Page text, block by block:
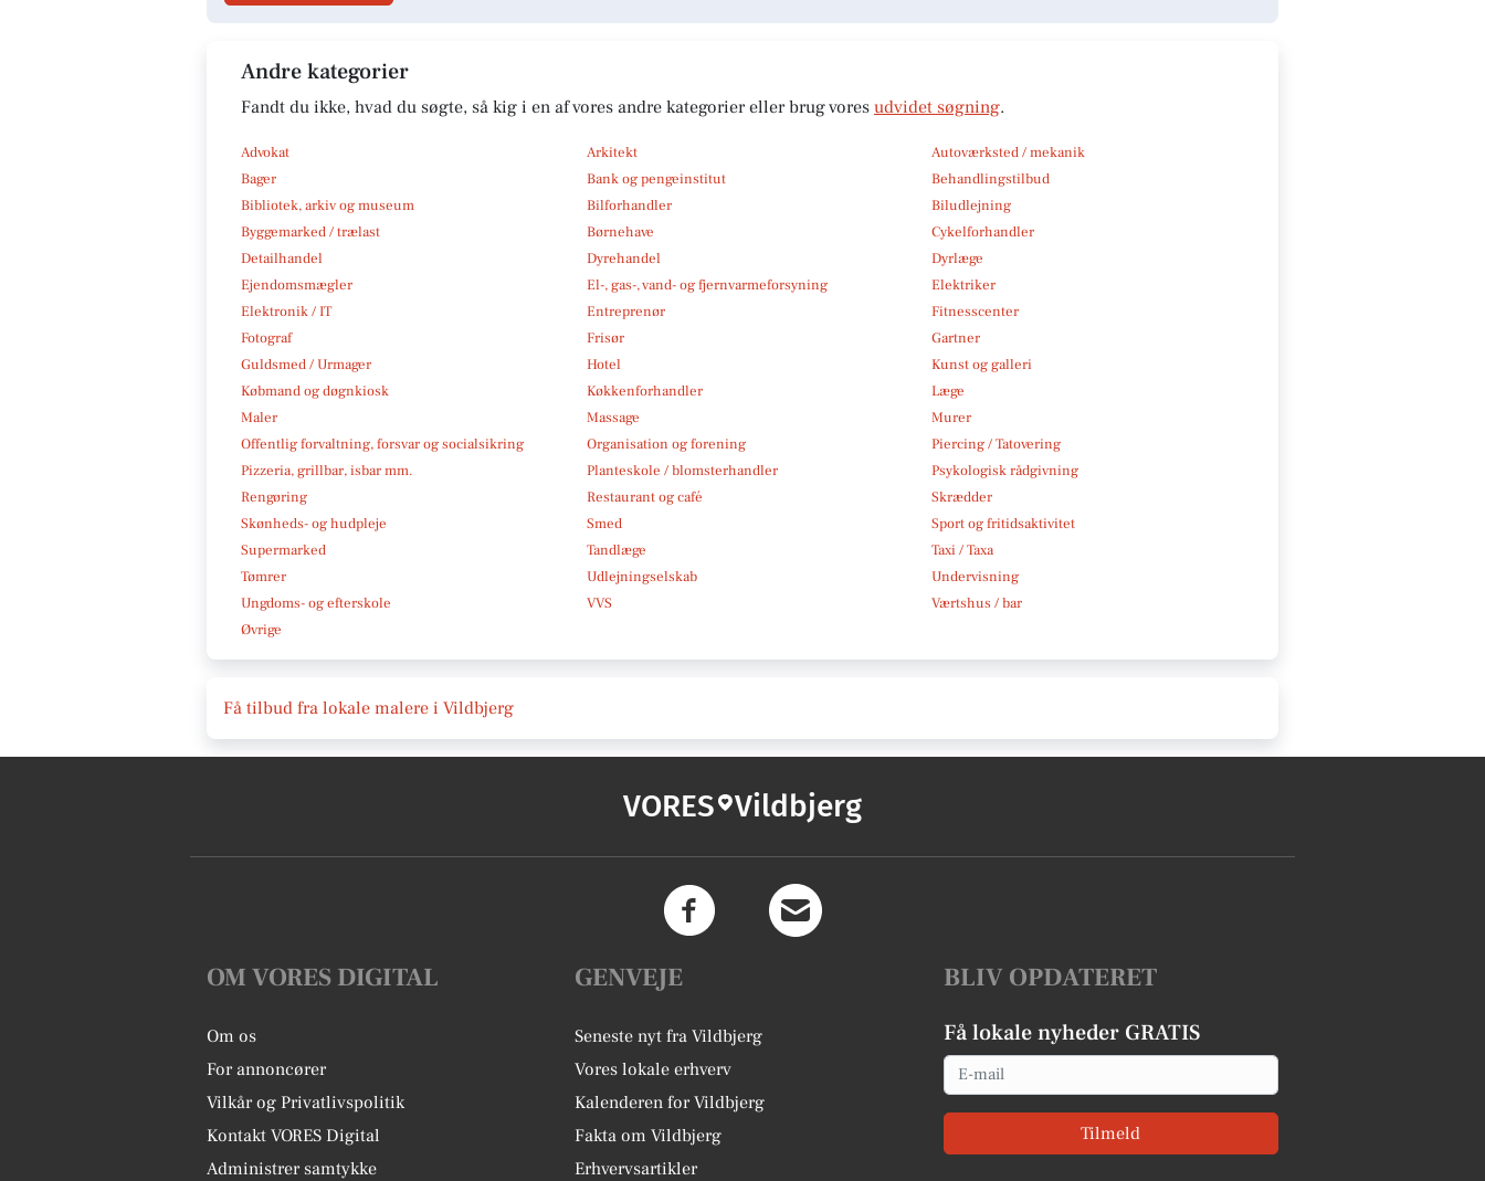
Andre kategorier
Fandt du ikke, hvad du søgte, så kig i en af vores andre kategorier eller brug vores udvidet søgning.
Advokat Arkitekt
Autoværksted / mekanik
Bager
Bank og pengeinstitut
Behandlingstilbud
Bibliotek, arkiv og museum
Bilforhandler
Biludlejning
Byggemarked / trælast
Børnehave
Cykelforhandler
Detailhandel
Dyrehandel
Dyrlæge
Ejendomsmægler
El-, gas-, vand- og fjernvarmeforsyning
Elektriker
Elektronik / IT
Entreprenør
Fitnesscenter
Fotograf
Frisør
Gartner
Guldsmed / Urmager
Hotel
Kunst og galleri
Købmand og døgnkiosk
Køkkenforhandler
Læge
Maler
Massage
Murer
Offentlig forvaltning, forsvar og socialsikring
Organisation og forening
Piercing / Tatovering
Pizzeria, grillbar, isbar mm.
Planteskole / blomsterhandler
Psykologisk rådgivning
Rengøring
Restaurant og café
Skrædder
Skønheds- og hudpleje
Smed
Sport og fritidsaktivitet
Supermarked
Tandlæge
Taxi / Taxa
Tømrer
Udlejningselskab
Undervisning
Ungdoms- og efterskole
VVS
Værtshus / bar
Øvrige
Få tilbud fra lokale malere i Vildbjerg
VORES Vildbjerg
OM VORES DIGITAL
Om os
For annoncører
Vilkår og Privatlivspolitik
Kontakt VORES Digital
Administrer samtykke
GENVEJE
Seneste nyt fra Vildbjerg
Vores lokale erhverv
Kalenderen for Vildbjerg
Fakta om Vildbjerg
Erhvervsartikler
BLIV OPDATERET
Få lokale nyheder GRATIS
Email
Tilmeld